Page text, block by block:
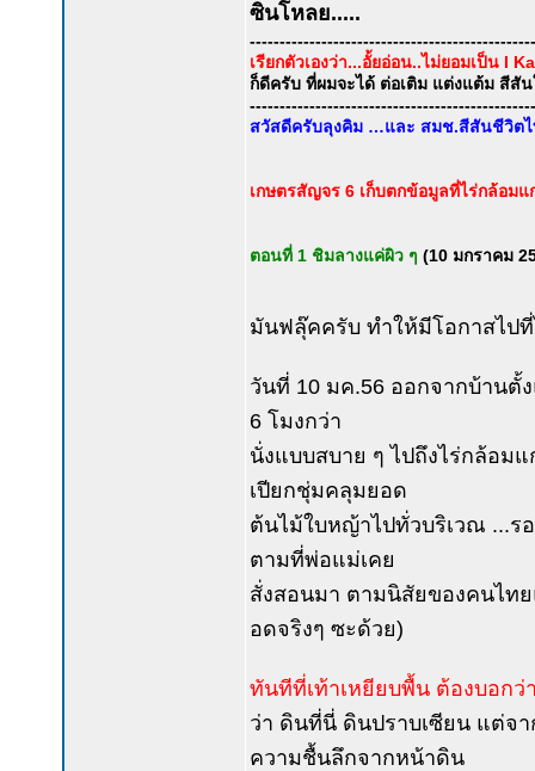
ซินโหลย.....
เรียกตัวเองว่า...อั้ยอ่อน..ไม่ยอมเป็น I
ก็ดีครับ ที่ผมจะได้ ต่อเติม แต่งแต้ม สีสั
สวัสดีครับลุงคิม …และ สมช.สีสันชีวิต
เกษตรสัญจร 6 เก็บตกข้อมูลที่ไร่กล้อมแ
ตอนที่ 1 ชิมลางแค่ผิว ๆ (10 มกราคม
มันฟลุ๊คครับ ทำให้มีโอกาสไป
วันที่ 10 มค.56 ออกจากบ้านตั้
6 โมงกว่า
นั่งแบบสบาย ๆ ไปถึงไร่กล้อม
เปียกชุ่มคลุมยอด
ต้นไม้ใบหญ้าไปทั่วบริเวณ ...ร
ตามที่พ่อแม่เคย
สั่งสอนมา ตามนิสัยของคนไท
อดจริงๆ ซะด้วย)
ทันทีที่เท้าเหยียบพื้น ต้องบอก
ว่า ดินที่นี่ ดินปราบเซียน แต่จ
ความชื้นลึกจากหน้าดิน